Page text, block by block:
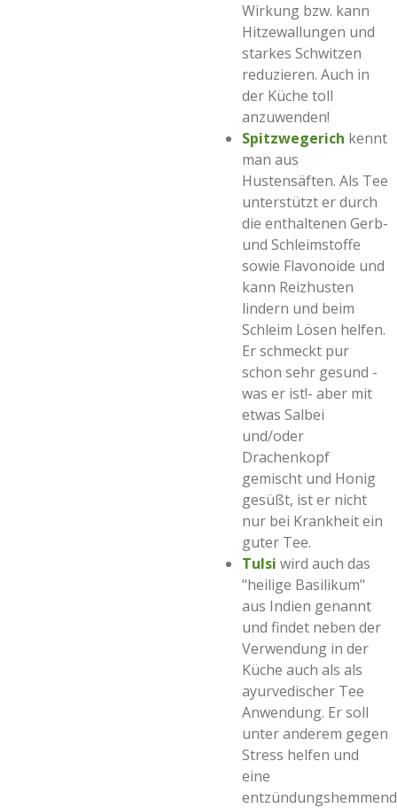
Wirkung bzw. kann
Hitzewallungen und
starkes Schwitzen
reduzieren. Auch in
der Küche toll
anzuwenden!
Spitzwegerich kennt
man aus
Hustensäften. Als Tee
unterstützt er durch
die enthaltenen Gerb-
und Schleimstoffe
sowie Flavonoide und
kann Reizhusten
lindern und beim
Schleim Lösen helfen.
Er schmeckt pur
schon sehr gesund -
was er ist!- aber mit
etwas Salbei
und/oder
Drachenkopf
gemischt und Honig
gesüßt, ist er nicht
nur bei Krankheit ein
guter Tee.
Tulsi wird auch das
"heilige Basilikum"
aus Indien genannt
und findet neben der
Verwendung in der
Küche auch als als
ayurvedischer Tee
Anwendung. Er soll
unter anderem gegen
Stress helfen und
eine